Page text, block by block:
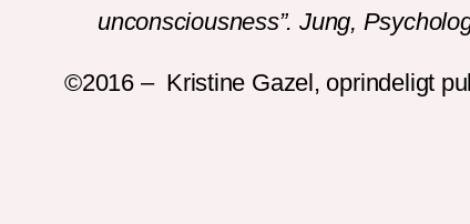
unconsciousness”. Jung,
©2016 – Kristine Gazel, oprindeligt